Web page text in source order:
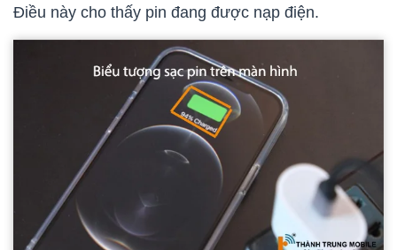
Điều này cho thấy pin đang được nạp điện.